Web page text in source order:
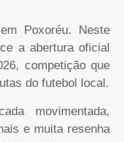
Poxoréu. Neste
a abertura oficial
competição que
do futebol local.
movimentada,
e muita resenha